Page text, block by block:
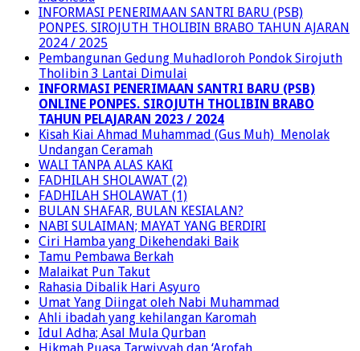
Indonesia
INFORMASI PENERIMAAN SANTRI BARU (PSB)
PONPES. SIROJUTH THOLIBIN BRABO TAHUN AJARAN
2024 / 2025
Pembangunan Gedung Muhadloroh Pondok Sirojuth
Tholibin 3 Lantai Dimulai
INFORMASI PENERIMAAN SANTRI BARU (PSB)
ONLINE PONPES. SIROJUTH THOLIBIN BRABO
TAHUN PELAJARAN 2023 / 2024
Kisah Kiai Ahmad Muhammad (Gus Muh) Menolak
Undangan Ceramah
WALI TANPA ALAS KAKI
FADHILAH SHOLAWAT (2)
FADHILAH SHOLAWAT (1)
BULAN SHAFAR, BULAN KESIALAN?
NABI SULAIMAN; MAYAT YANG BERDIRI
Ciri Hamba yang Dikehendaki Baik
Tamu Pembawa Berkah
Malaikat Pun Takut
Rahasia Dibalik Hari Asyuro
Umat Yang Diingat oleh Nabi Muhammad
Ahli ibadah yang kehilangan Karomah